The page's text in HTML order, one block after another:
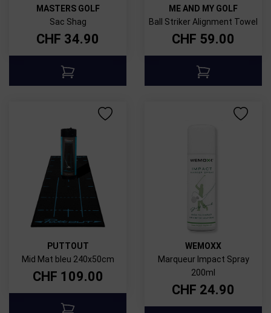
MASTERS GOLF
Sac Shag
CHF 34.90
ME AND MY GOLF
Ball Striker Alignment Towel
CHF 59.00
PUTTOUT
Mid Mat bleu 240x50cm
CHF 109.00
WEMOXX
Marqueur Impact Spray
200ml
CHF 24.90